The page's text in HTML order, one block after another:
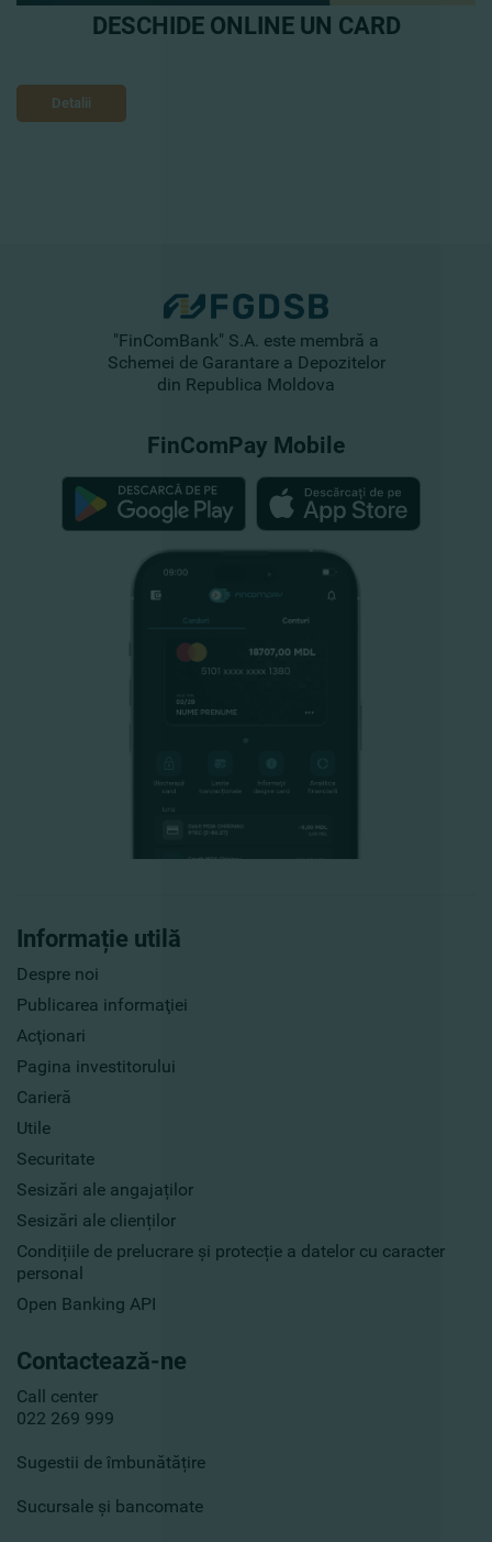
DESCHIDE ONLINE UN CARD
Detalii
Informație utilă
Despre noi
Publicarea informaţiei
Acţionari
Pagina investitorului
Carieră
Utile
Securitate
Sesizări ale angajaților
Sesizări ale clienților
Condițiile de prelucrare și protecție a datelor cu caracter
personal
Open Banking API
Contactează-ne
Call center
022 269 999
Sugestii de îmbunătățire
Sucursale și bancomate
"FinComBank" S.A. este membră a
Schemei de Garantare a Depozitelor
din Republica Moldova
FinComPay Mobile